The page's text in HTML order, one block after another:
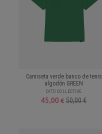
Camiseta verde banco de tenis
algodón GREEN
DITO COLLECTIVE
45,00 € 50,00 €